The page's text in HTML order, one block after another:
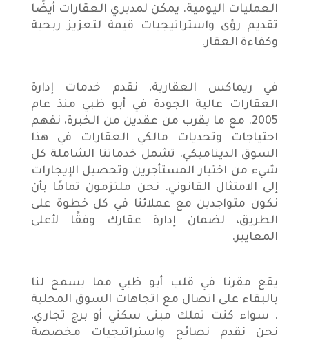
العمليات اليومية. يمكن لمديري العقارات أيضًا
تقديم رؤى واستراتيجيات قيمة لتعزيز ربحية
وكفاءة العقار.
في ريماكس العقارية، نقدم خدمات إدارة
العقارات عالية الجودة في أبو ظبي منذ عام
5002. مع ما يقرب من عقدين من الخبرة، نفهم
احتياجات وتحديات مالكي العقارات في هذا
السوق الديناميكي. تشمل خدماتنا الشاملة كل
شيء من اختيار المستأجرين وتحصيل الإيجارات
إلى الامتثال القانوني. نحن ملتزمون تمامًا بأن
نكون متواجدين مع عملائنا في كل خطوة على
الطريق، لضمان إدارة عقارك وفقًا لأعلى
المعايير.
يقع مقرنا في قلب أبو ظبي مما يسمح لنا
بالبقاء على اتصال مع اتجاهات السوق المحلية
. سواء كنت تملك مبنى سكني أو برج تجاري،
نحن نقدم نصائح واستراتيجيات مخصصة